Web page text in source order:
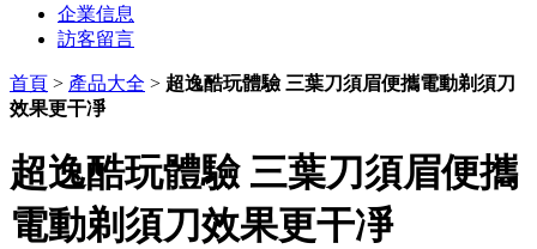
企業信息
訪客留言
首頁 > 產品大全 > 超逸酷玩體驗 三葉刀須眉便攜電動剃須刀
效果更干凈
超逸酷玩體驗 三葉刀須眉便攜
電動剃須刀效果更干凈